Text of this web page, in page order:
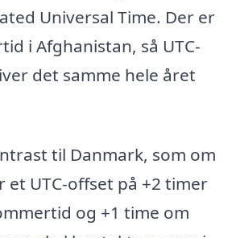
Universal Time. Der er
i Afghanistan, så UTC-
det samme hele året
til Danmark, som om
et UTC-offset på +2 timer
og +1 time om